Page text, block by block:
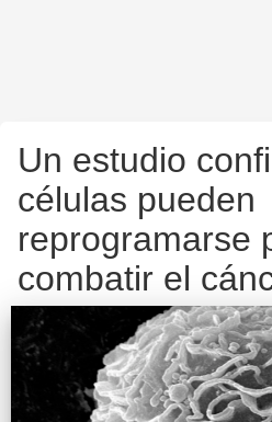
Un estudio
células pueden
reprogramarse
combatir el